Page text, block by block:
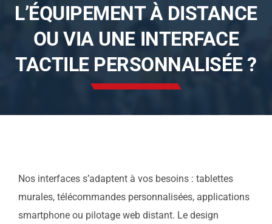
L’ÉQUIPEMENT À DISTANCE
OU VIA UNE INTERFACE
TACTILE PERSONNALISÉE ?
Nos interfaces s’adaptent à vos besoins : tablettes
murales, télécommandes personnalisées, applications
smartphone ou pilotage web distant. Le design
audiovisuelles
Solutions vidéo
sécurité